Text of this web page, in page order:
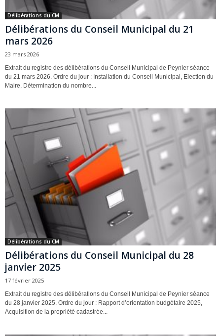
Délibérations du CM
Délibérations du Conseil Municipal du 21
mars 2026
23 mars 2026
Extrait du registre des délibérations du Conseil Municipal de Peynier séance
du 21 mars 2026. Ordre du jour : Installation du Conseil Municipal, Election du
Maire, Détermination du nombre...
Délibérations du CM
Délibérations du Conseil Municipal du 28
janvier 2025
17 février 2025
Extrait du registre des délibérations du Conseil Municipal de Peynier séance
du 28 janvier 2025. Ordre du jour : Rapport d’orientation budgétaire 2025,
Acquisition de la propriété cadastrée...